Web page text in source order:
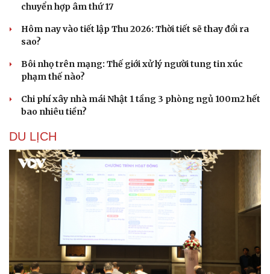
Sức khỏe
Dinh dưỡng - món ngon
Sản phụ khoa
Làm đẹp - giảm cân
Phòng mạch online
Ăn sạch sống khỏe
Đời sống
Nhà đẹp
Blog
Tình yêu - Gia đình
chuyển hợp âm thứ 17
Hôm nay vào tiết lập Thu 2026: Thời tiết sẽ thay đổi ra
sao?
Bôi nhọ trên mạng: Thế giới xử lý người tung tin xúc
phạm thế nào?
Chi phí xây nhà mái Nhật 1 tầng 3 phòng ngủ 100m2 hết
bao nhiêu tiền?
DU LỊCH